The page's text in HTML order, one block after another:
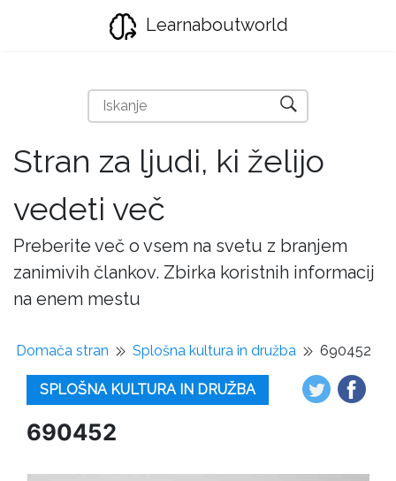
Learnaboutworld
Stran za ljudi, ki želijo
vedeti več
Preberite več o vsem na svetu z branjem
zanimivih člankov. Zbirka koristnih informacij
na enem mestu
Domača stran Splošna kultura in družba 690452
SPLOŠNA KULTURA IN DRUŽBA
690452